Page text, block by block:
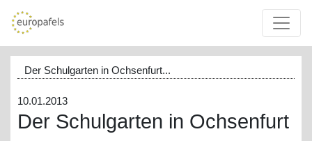
Der Schulgarten in Ochsenfurt...
10.01.2013
Der Schulgarten in Ochsenfurt